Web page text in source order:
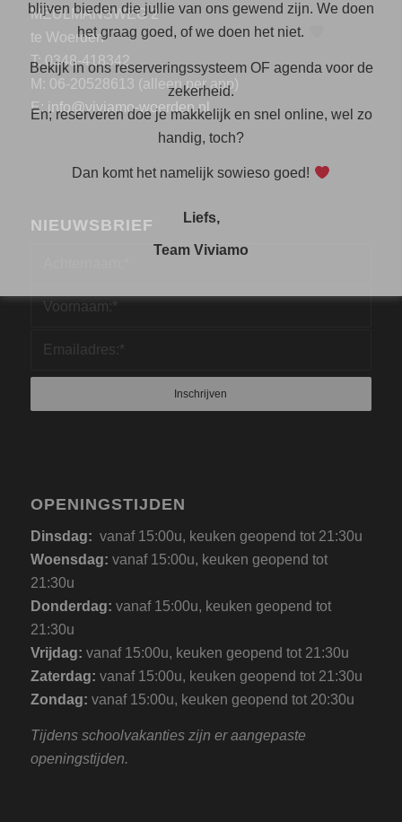
MEULMANSWEG 2
te Woerden
T: 0348-418342
M: 06-20528613 (alleen per app)
E: info@viviamo-woerden.nl
NIEUWSBRIEF
OPENINGSTIJDEN
Dinsdag: vanaf 15:00u, keuken geopend tot 21:30u
Woensdag: vanaf 15:00u, keuken geopend tot
21:30u
Donderdag: vanaf 15:00u, keuken geopend tot
21:30u
Vrijdag: vanaf 15:00u, keuken geopend tot 21:30u
Zaterdag: vanaf 15:00u, keuken geopend tot 21:30u
Zondag: vanaf 15:00u, keuken geopend tot 20:30u
Tijdens schoolvakanties zijn er aangepaste
openingstijden.
blijven bieden die jullie van ons gewend zijn. We doen
het graag goed, of we doen het niet.
Bekijk in ons reserveringssysteem OF agenda voor de
zekerheid.
En; reserveren doe je makkelijk en snel online, wel zo
handig, toch?
Dan komt het namelijk sowieso goed!
Liefs,
Team Viviamo